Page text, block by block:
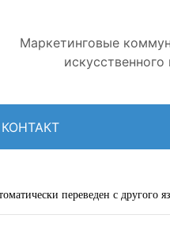
Маркетинговые
искусственного
КОНТАКТ
переведен с другого